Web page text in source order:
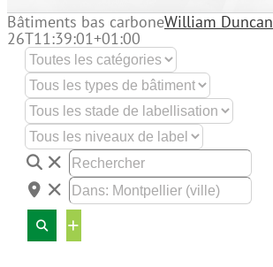
Bâtiments bas carboneWilliam Duncan
26T11:39:01+01:00